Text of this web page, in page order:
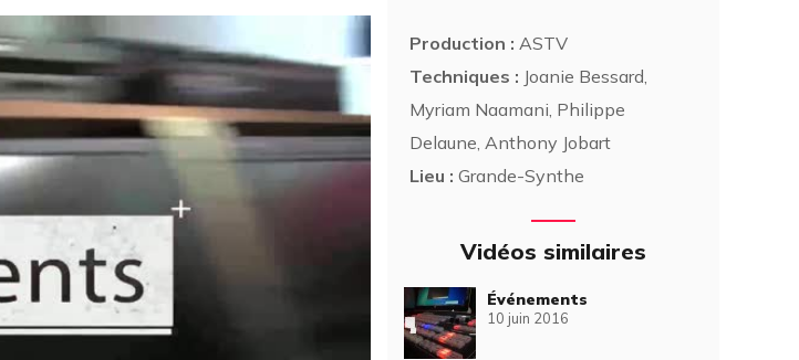
Production : ASTV
Techniques : Joanie Bessard,
Myriam Naamani, Philippe
Delaune, Anthony Jobart
Lieu : Grande-Synthe
Vidéos similaires
Événements
10 juin 2016